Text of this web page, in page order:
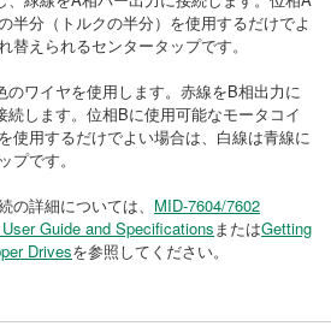
半分（トルクの半分）を使用するだけでよ
替えられるセンタータップです。
ワイヤを使用します。赤線をB相出力に
します。位相Bに使用可能なモータコイ
使用するだけでよい場合は、白線は青線に
プです。
の詳細については、 MID-7604/7602
Guide and SpecificationsまたはGetting
Drivesを参照してください。